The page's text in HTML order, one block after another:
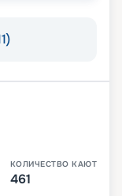
КОЛИЧЕСТВО КАЮТ
461